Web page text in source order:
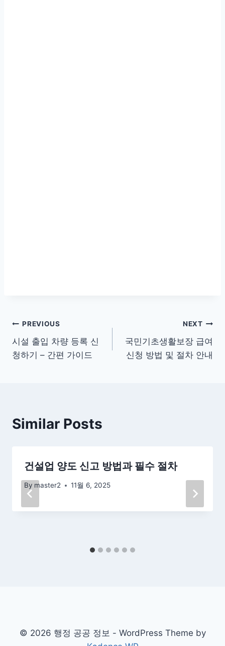
글
탐
PREVIOUS
시설 출입 차량 등록 신
청하기 – 간편 가이드
NEXT
국민기초생활보장 급여
신청 방법 및 절차 안내
Similar Posts
건설업 양도 신고 방법과 필수 절차
By master2 11월 6, 2025
© 2026 행정 공공 정보 - WordPress Theme by